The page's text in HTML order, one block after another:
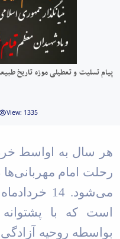
پیام تسلیت و تعطیلی موزه تاریخ
View: 1335
هر سال به اواسط
رحلت امام
می‌شود. 14
است که با
بواسطه روحیه‌